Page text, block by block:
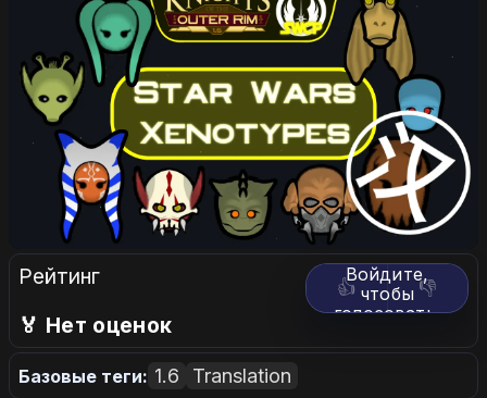
Рейтинг 👍 👎
Войдите,
чтобы
голосовать.
🏅 Нет оценок
Базовые теги: 1.6 Translation